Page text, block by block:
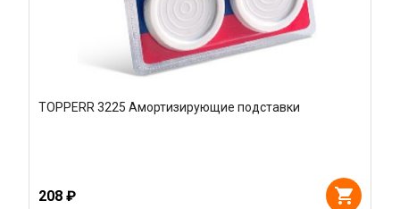
TOPPERR 3225 Амортизирующие подставки
208 ₽